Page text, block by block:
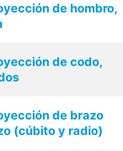
de hombro,
de codo,
de brazo
(cúbito y radio)